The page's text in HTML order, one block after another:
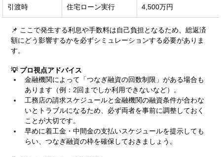
引渡時 住宅ローン実行 4,500万円
📌 ここで発生する利息や手数料は自己負担となるため、総返済
額にどう影響するかを必ずシミュレーションする必要がありま
す。
💡 プロ視点アドバイス
金融機関によって「つなぎ融資の回数制限」がある場合も
あります（例：2回までしか利用できないなど）。
工務店の請求スケジュールと金融機関の融資条件が合わな
いとトラブルになるため、必ず両者を事前に調整しておく
ことが大切です。
早めに着工金・中間金の支払いスケジュールを提示しても
らい、つなぎ融資の枠を確保しておきましょう。